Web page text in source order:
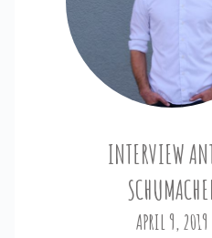
INTERVIEW
APRIL 9, 2019